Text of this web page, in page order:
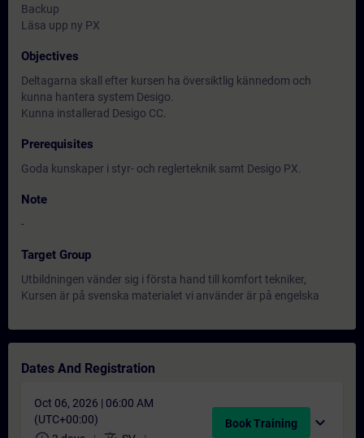
Backup
Läsa upp ny PX
Objectives
Deltagarna skall efter kursen ha översiktlig kännedom och
kunna hantera system Desigo.
Kunna installerad Desigo CC.
Prerequisites
Goda kunskaper i styr- och reglerteknik samt Desigo PX.
Note
-
Target Group
Utbildningen vänder sig i första hand till komfort tekniker,
Kursen är på svenska materialet vi använder är på engelska
Dates And Registration
Oct 06, 2026 | 06:00 AM
(UTC+00:00)
Book Training expand_more